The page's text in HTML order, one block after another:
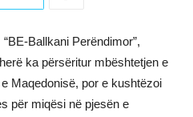
Ballkani Perëndimor”,
ka përsëritur mbështetjen e
Maqedonisë, por e kushtëzoi
për miqësi në pjesën e